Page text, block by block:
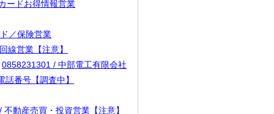
ードお得情報営業
／保険営業
線営業【注意】
0858231301 / 中部電工有限会社
番号【調査中】
動産売買・投資営業【注意】